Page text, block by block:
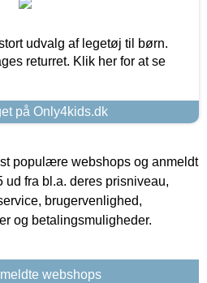
udvalg af legetøj til børn.
returret. Klik her for at se
på Only4kids.dk
populære webshops og anmeldt
ud fra bl.a. deres prisniveau,
brugervenlighed,
og betalingsmuligheder.
webshops